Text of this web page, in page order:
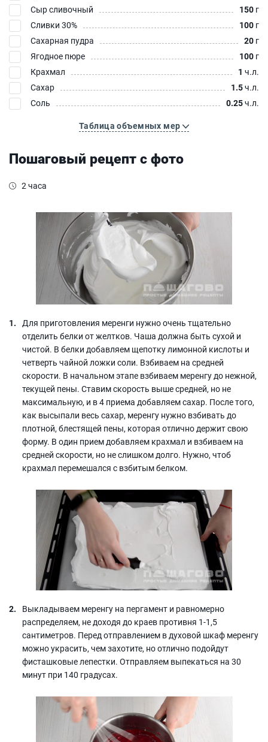
Сыр сливочный
150 г
Сливки 30%
100 г
Сахарная пудра
20 г
Ягодное пюре
100 г
Крахмал
1 ч.л.
Сахар
1.5ч.л.
Соль
0.25ч.л.
Таблица объемных мер
Пошаговый рецепт с фото
2 часа
Для приготовления меренги нужно очень тщательно
отделить белки от желтков. Чаша должна быть сухой и
чистой. В белки добавляем щепотку лимонной кислоты и
четверть чайной ложки соли. Взбиваем на средней
скорости. В начальном этапе взбиваем меренгу до нежной,
текущей пены. Ставим скорость выше средней, но не
максимальную, и в 4 приема добавляем сахар. После того,
как высыпали весь сахар, меренгу нужно взбивать до
плотной, блестящей пены, которая отлично держит свою
форму. В один прием добавляем крахмал и взбиваем на
средней скорости, но не слишком долго. Нужно, чтоб
крахмал перемешался с взбитым белком.
Выкладываем меренгу на пергамент и равномерно
распределяем, не доходя до краев противня 1-1,5
сантиметров. Перед отправлением в духовой шкаф меренгу
можно украсить, чем захотите, но отлично подойдут
фисташковые лепестки. Отправляем выпекаться на 30
минут при 140 градусах.